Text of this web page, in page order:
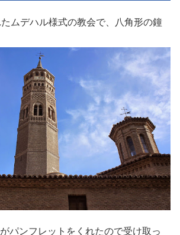
ムデハル様式の教会で、八角形の鐘
パンフレットをくれたので受け取っ